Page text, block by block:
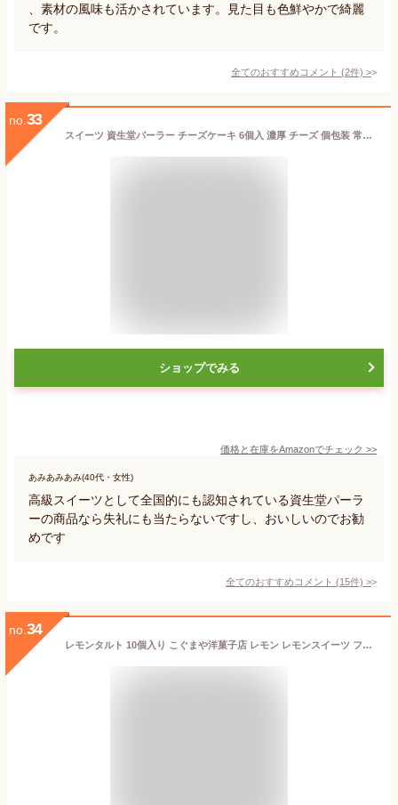
、素材の風味も活かされています。見た目も色鮮やかで綺麗
です。
全てのおすすめコメント (2件) >
no. 33
スイーツ 資生堂パーラー チーズケーキ 6個入 濃厚 チーズ 個包装 常温 ケーキ 洋菓子 ギフト お祝い プチギフト 贈答 御礼 退職 卒業 クリスマス お歳暮 お返し プレゼント 人気 ランキング
ショップでみる
価格と在庫をAmazonでチェック >>
あみあみあみ(40代・女性)
高級スイーツとして全国的にも認知されている資生堂パーラ
ーの商品なら失礼にも当たらないですし、おいしいのでお勧
めです
全てのおすすめコメント (15件) >
no. 34
レモンタルト 10個入り こぐまや洋菓子店 レモン レモンスイーツ フルーツタルト タルト スイーツ ギフト プレゼント 小分け 出産 結婚 内祝い お祝い お返し お礼 誕生日 送料無料 バレンタイン ホワイトデー 産直